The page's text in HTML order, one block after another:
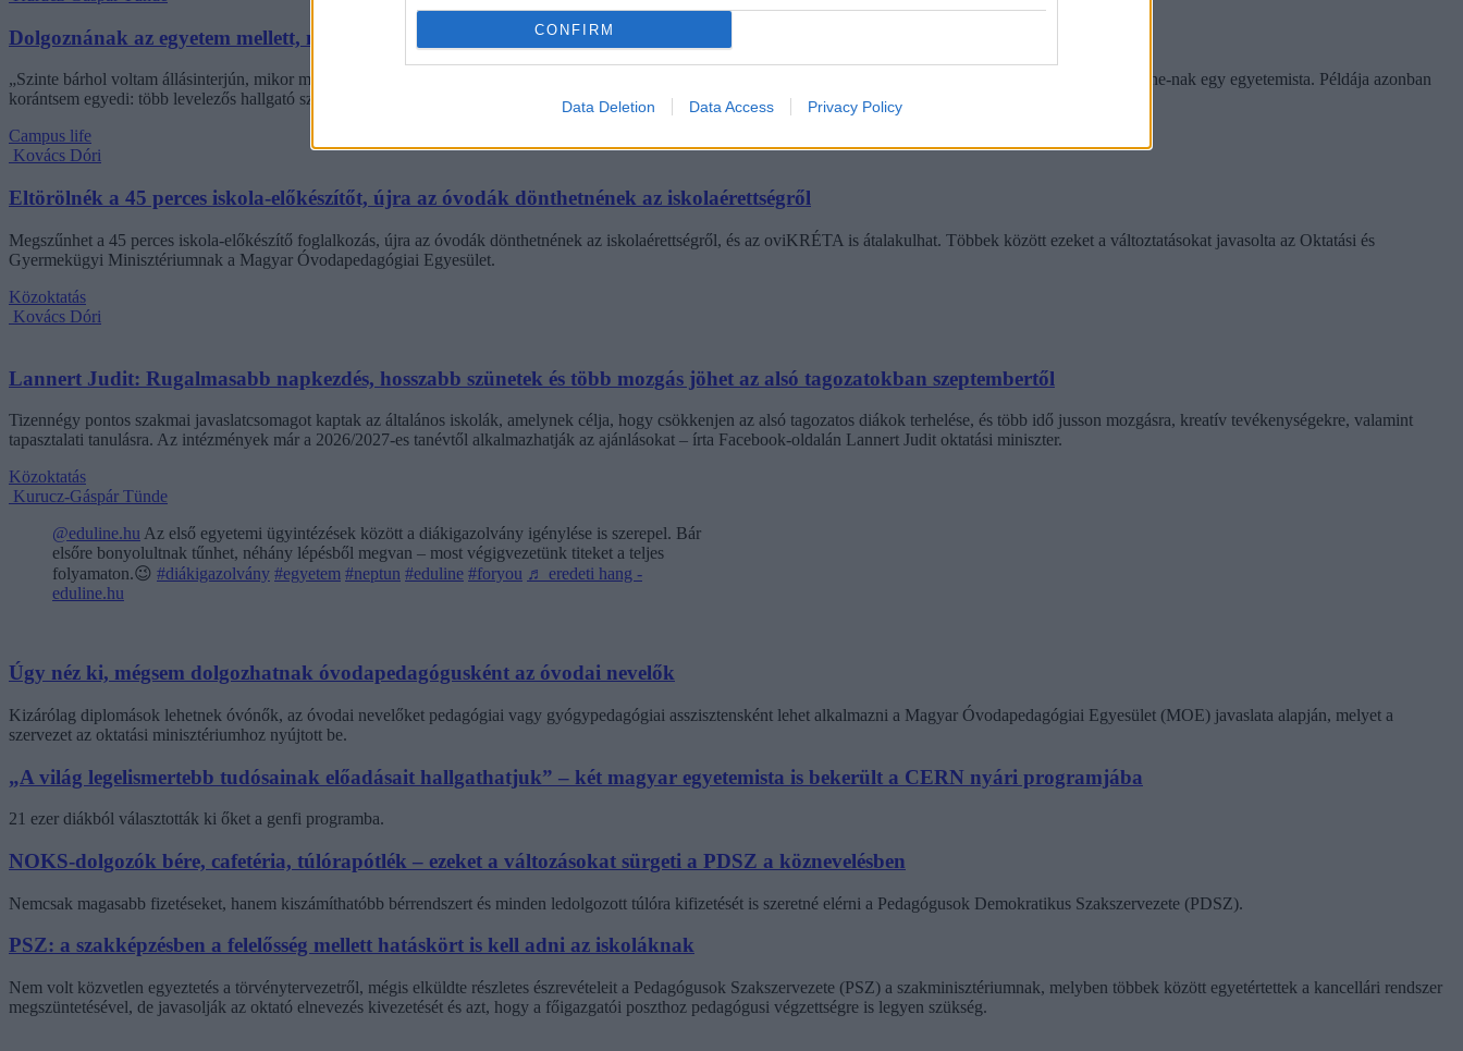
CONFIRM
Data Deletion Data Access Privacy Policy
Dolgoznának az egyetem mellett, mégsem vállalhatnak diákmunkát – több mint százezer levelezős hallgatót érinthet a szabály
„Szinte bárhol voltam állásinterjún, mikor megtudták, hogy levelező tagozatos hallgató vagyok, egyből húzni kezdték a szájukat” – számolt be tapasztalatairól az Eduline-nak egy egyetemista. Példája azonban
korántsem egyedi: több levelezős hallgató számolt be hasonló nehézségekről.
Campus life
Kovács Dóri
Eltörölnék a 45 perces iskola-előkészítőt, újra az óvodák dönthetnének az iskolaérettségről
Megszűnhet a 45 perces iskola-előkészítő foglalkozás, újra az óvodák dönthetnének az iskolaérettségről, és az oviKRÉTA is átalakulhat. Többek között ezeket a változtatásokat javasolta az Oktatási és
Gyermekügyi Minisztériumnak a Magyar Óvodapedagógiai Egyesület.
Közoktatás
Kovács Dóri
Lannert Judit: Rugalmasabb napkezdés, hosszabb szünetek és több mozgás jöhet az alsó tagozatokban szeptembertől
Tizennégy pontos szakmai javaslatcsomagot kaptak az általános iskolák, amelynek célja, hogy csökkenjen az alsó tagozatos diákok terhelése, és több idő jusson mozgásra, kreatív tevékenységekre, valamint
tapasztalati tanulásra. Az intézmények már a 2026/2027-es tanévtől alkalmazhatják az ajánlásokat – írta Facebook-oldalán Lannert Judit oktatási miniszter.
Közoktatás
Kurucz-Gáspár Tünde
@eduline.hu Az első egyetemi ügyintézések között a diákigazolvány igénylése is szerepel. Bár
elsőre bonyolultnak tűnhet, néhány lépésből megvan – most végigvezetünk titeket a teljes
folyamaton.😉 #diákigazolvány #egyetem #neptun #eduline #foryou ♬ eredeti hang -
eduline.hu
Úgy néz ki, mégsem dolgozhatnak óvodapedagógusként az óvodai nevelők
Kizárólag diplomások lehetnek óvónők, az óvodai nevelőket pedagógiai vagy gyógypedagógiai asszisztensként lehet alkalmazni a Magyar Óvodapedagógiai Egyesület (MOE) javaslata alapján, melyet a
szervezet az oktatási minisztériumhoz nyújtott be.
„A világ legelismertebb tudósainak előadásait hallgathatjuk” – két magyar egyetemista is bekerült a CERN nyári programjába
21 ezer diákból választották ki őket a genfi programba.
NOKS-dolgozók bére, cafetéria, túlórapótlék – ezeket a változásokat sürgeti a PDSZ a köznevelésben
Nemcsak magasabb fizetéseket, hanem kiszámíthatóbb bérrendszert és minden ledolgozott túlóra kifizetését is szeretné elérni a Pedagógusok Demokratikus Szakszervezete (PDSZ).
PSZ: a szakképzésben a felelősség mellett hatáskört is kell adni az iskoláknak
Nem volt közvetlen egyeztetés a törvénytervezetről, mégis elküldte részletes észrevételeit a Pedagógusok Szakszervezete (PSZ) a szakminisztériumnak, melyben többek között egyetértettek a kancellári rendszer
megszüntetésével, de javasolják az oktató elnevezés kivezetését és azt, hogy a főigazgatói poszthoz pedagógusi végzettségre is legyen szükség.